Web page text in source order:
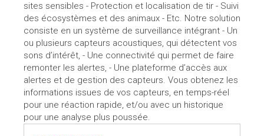
sites sensibles - Protection et localisation de tir - Suivi
des écosystèmes et des animaux - Etc. Notre solution
consiste en un système de surveillance intégrant - Un
ou plusieurs capteurs acoustiques, qui détectent vos
sons d’intérêt, - Une connectivité qui permet de faire
remonter les alertes, - Une plateforme d’accès aux
alertes et de gestion des capteurs. Vous obtenez les
informations issues de vos capteurs, en temps-réel
pour une réaction rapide, et/ou avec un historique
pour une analyse plus poussée.